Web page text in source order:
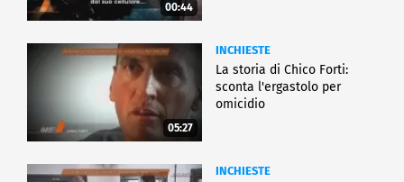
00:44
05:27
INCHIESTE
La storia di Chico Forti:
sconta l'ergastolo per
omicidio
INCHIESTE